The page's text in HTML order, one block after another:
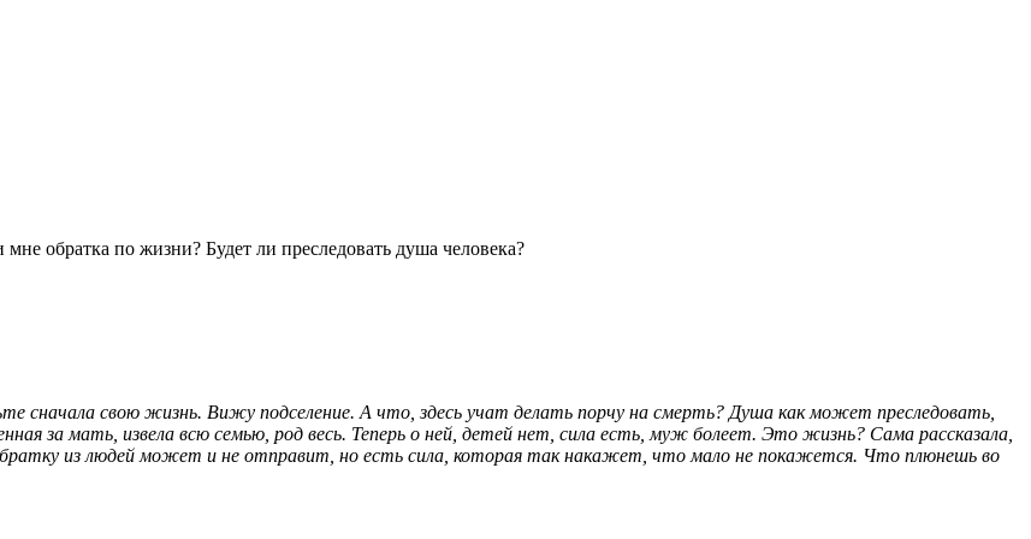
обратка по жизни? Будет ли преследовать душа человека?
сначала свою жизнь. Вижу подселение. А что, здесь учат делать порчу на смерть? Душа как может преследовать,
за мать, извела всю семью, род весь. Теперь о ней, детей нет, сила есть, муж болеет. Это жизнь? Сама рассказала,
из людей может и не отправит, но есть сила, которая так накажет, что мало не покажется. Что плюнешь во